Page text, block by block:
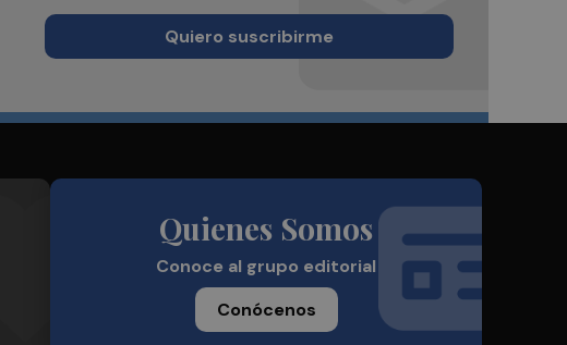
Quiero suscribirme
Quienes Somos
Conoce al grupo editorial
Conócenos